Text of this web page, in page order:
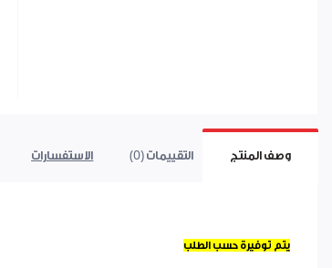
وصف المنتج التقييمات (0) الاستفسارات
يتم توفيرة حسب الطلب